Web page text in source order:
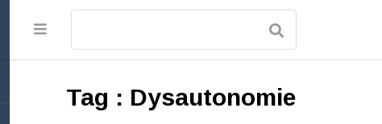
Tag : Dysautonomie